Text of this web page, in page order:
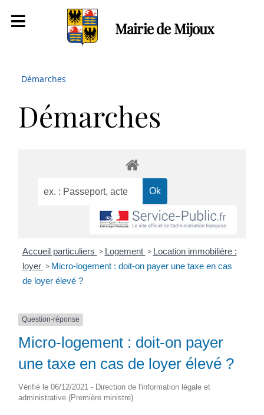
Mairie de Mijoux
Démarches
Démarches
Accueil particuliers > Logement > Location immobilière :
loyer > Micro-logement : doit-on payer une taxe en cas
de loyer élevé ?
Question-réponse
Micro-logement : doit-on payer
une taxe en cas de loyer élevé ?
Vérifié le 06/12/2021 - Direction de l'information légale et
administrative (Première ministre)